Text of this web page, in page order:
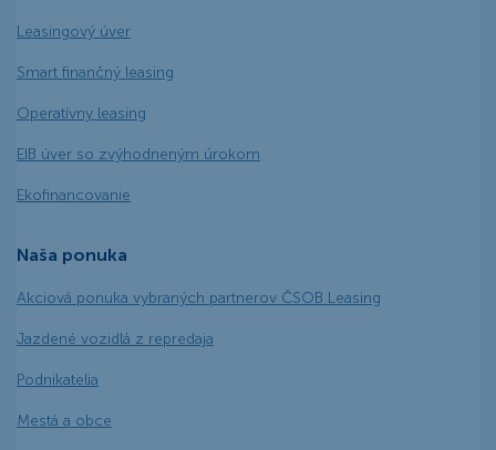
Leasingový úver
Smart finančný leasing
Operatívny leasing
EIB úver so zvýhodneným úrokom
Ekofinancovanie
Naša ponuka
Akciová ponuka vybraných partnerov ČSOB Leasing
Jazdené vozidlá z repredaja
Podnikatelia
Mestá a obce